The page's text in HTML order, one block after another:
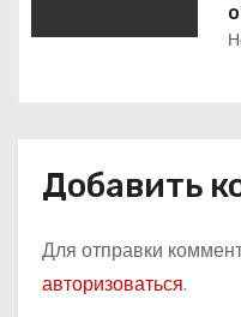
Добавить
Для отправки
авторизоваться.